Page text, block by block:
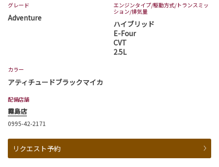
グレード
Adventure
エンジンタイプ/駆動方式/トランスミッ
ション/排気量
ハイブリッド
E-Four
CVT
2.5L
カラー
アティチュードブラックマイカ
配備店舗
霧島店
0995-42-2171
リクエスト予約